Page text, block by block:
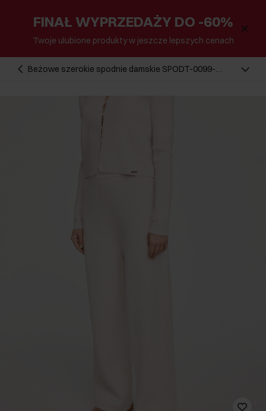
FINAŁ WYPRZEDAŻY DO -60%
Twoje ulubione produkty w jeszcze lepszych cenach
Beżowe szerokie spodnie damskie SPODT-0099-